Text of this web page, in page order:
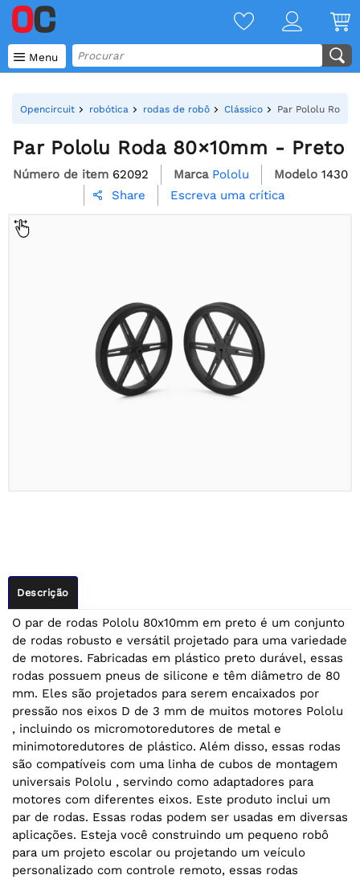
 Menu
Opencircuit robótica rodas de robô Clássico Par Pololu Roda
Par Pololu Roda 80×10mm - Preto
Número de item 62092 Marca Pololu Modelo 1430
 Share Escreva uma crítica
Descrição
O par de rodas Pololu 80x10mm em preto é um conjunto
de rodas robusto e versátil projetado para uma variedade
de motores. Fabricadas em plástico preto durável, essas
rodas possuem pneus de silicone e têm diâmetro de 80
mm. Eles são projetados para serem encaixados por
pressão nos eixos D de 3 mm de muitos motores Pololu
, incluindo os micromotoredutores de metal e
minimotoredutores de plástico. Além disso, essas rodas
são compatíveis com uma linha de cubos de montagem
universais Pololu , servindo como adaptadores para
motores com diferentes eixos. Este produto inclui um
par de rodas. Essas rodas podem ser usadas em diversas
aplicações. Esteja você construindo um pequeno robô
para um projeto escolar ou projetando um veículo
personalizado com controle remoto, essas rodas